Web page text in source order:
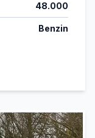
48.000
Benzin